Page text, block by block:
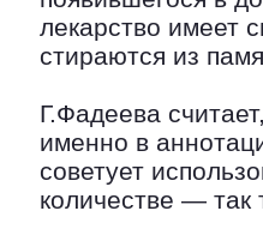
лекарство имеет
стираются из
Г.Фадеева
именно в
советует
количестве — так